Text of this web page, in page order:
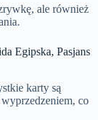
ale również
Egipska, Pasjans
karty są
co